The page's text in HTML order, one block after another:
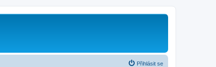
Přihlásit se